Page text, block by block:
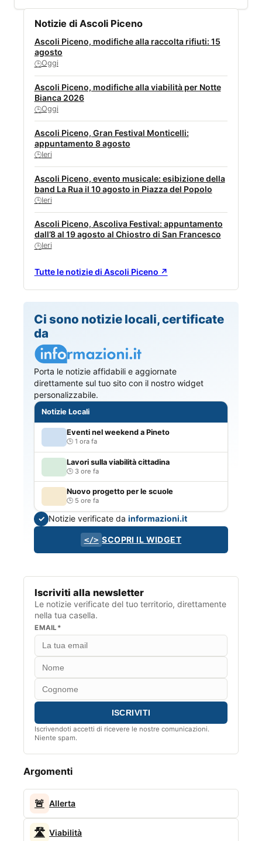
Notizie di Ascoli Piceno
Ascoli Piceno, modifiche alla raccolta rifiuti: 15
agosto
🕒Oggi
Ascoli Piceno, modifiche alla viabilità per Notte
Bianca 2026
🕒Oggi
Ascoli Piceno, Gran Festival Monticelli:
appuntamento 8 agosto
🕒Ieri
Ascoli Piceno, evento musicale: esibizione della
band La Rua il 10 agosto in Piazza del Popolo
🕒Ieri
Ascoli Piceno, Ascoliva Festival: appuntamento
dall’8 al 19 agosto al Chiostro di San Francesco
🕒Ieri
Tutte le notizie di Ascoli Piceno ↗
Ci sono notizie locali, certificate
da
Porta le notizie affidabili e aggiornate
direttamente sul tuo sito con il nostro widget
personalizzabile.
Notizie Locali
Eventi nel weekend a Pineto
1 ora fa
Lavori sulla viabilità cittadina
3 ore fa
Nuovo progetto per le scuole
5 ore fa
✓ Notizie verificate dainformazioni.it
</> SCOPRI IL WIDGET
Iscriviti alla newsletter
Le notizie verificate del tuo territorio, direttamente
nella tua casella.
EMAIL*
Iscrivendoti accetti di ricevere le nostre comunicazioni.
Niente spam.
Argomenti
🚨 Allerta
🛣️ Viabilità